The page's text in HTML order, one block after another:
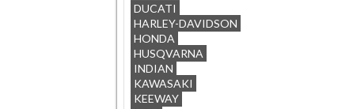
DUCATI
HARLEY-DAVIDSON
HONDA
HUSQVARNA
INDIAN
KAWASAKI
KEEWAY